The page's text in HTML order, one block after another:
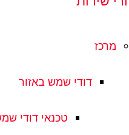
מרכז
דודי שמש באזור
טכנאי דודי